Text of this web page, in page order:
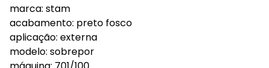
marca: stam
acabamento: preto fosco
aplicação: externa
modelo: sobrepor